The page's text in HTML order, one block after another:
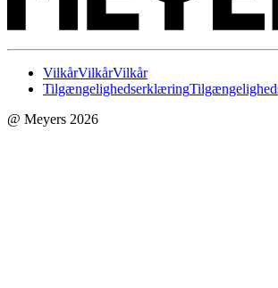
VilkårVilkårVilkår
Tilgængelighedserklæring
@ Meyers 2026